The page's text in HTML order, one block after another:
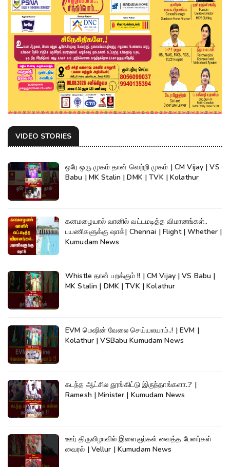
VIDEO STORIES
ஒரே ஒரு முகம் தான் வெற்றி முகம் | CM Vijay | VS
Babu | MK Stalin | DMK | TVK | Kolathur
கனமழையால் வானில் வட்டமடித்த விமானங்கள்..
பயணிகளுக்கு ஷாக்| Chennai | Flight | Whether |
Kumudam News
Whistle தான் பறக்கும் !! | CM Vijay | VS Babu |
MK Stalin | DMK | TVK | Kolathur
EVM மெஷின் வேலை செய்யலயாம்..! | EVM |
Kolathur | VSBabu Kumudam News
கடந்த ஆட்சில தூங்கிட்டு இருந்தாங்களா..? |
Ramesh | Minister | Kumudam News
ஊர் திருவிழாவில் இளைஞர்கள் வைத்த பேனர்கள்
வைரல் | Vellur | Kumudam News